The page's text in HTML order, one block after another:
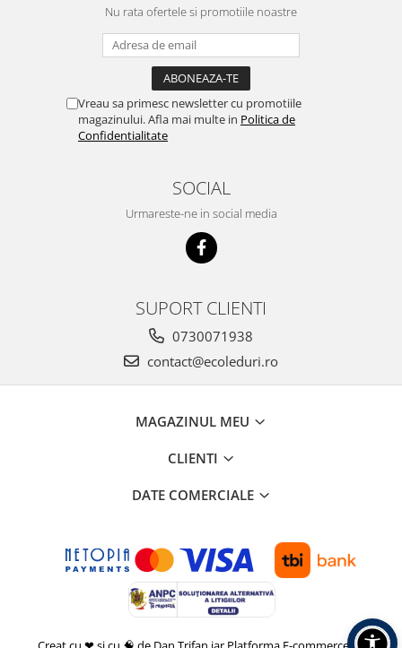
Nu rata ofertele si promotiile noastre
Vreau sa primesc newsletter cu promotiile
magazinului. Afla mai multe in Politica de
Confidentialitate
SOCIAL
Urmareste-ne in social media
SUPORT CLIENTI
0730071938
contact@ecoleduri.ro
MAGAZINUL MEU
CLIENTI
DATE COMERCIALE